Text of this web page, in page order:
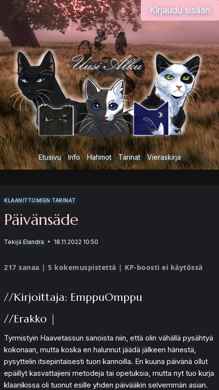
sisältöön
Kirjaudu sisään
Etusivu Info Hahmot Tarinat Vieraskirja
KLAANITTOMIEN TARINAT
Päivänsäde
Tekijä Elandra 18.11.2022 10:50
217 sanaa | 5 kokemuspistettä | KP-boosti ei käytössä
//Kirjoittaja: EmppuOmppu
//Erakko |
Tyrmistyin Haavetassun sanoista niin, että olin vähällä pysähtyä
kokonaan, mutta koska en halunnut jäädä jälkeen hänestä,
pysyttelin itsepintaisesti tuon kannoilla. En kuuna päivänä ollut
epäillyt kasvattajieni metodeja tai opetuksia, mutta nyt tuo kurja
klaanikissa oli tuonut esille yhden päivääkin selvemmän asian.